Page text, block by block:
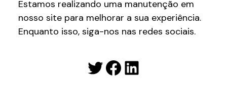
Estamos realizando uma manutenção em
nosso site para melhorar a sua experiência.
Enquanto isso, siga-nos nas redes sociais.
Twitter
Facebook
LinkedIn